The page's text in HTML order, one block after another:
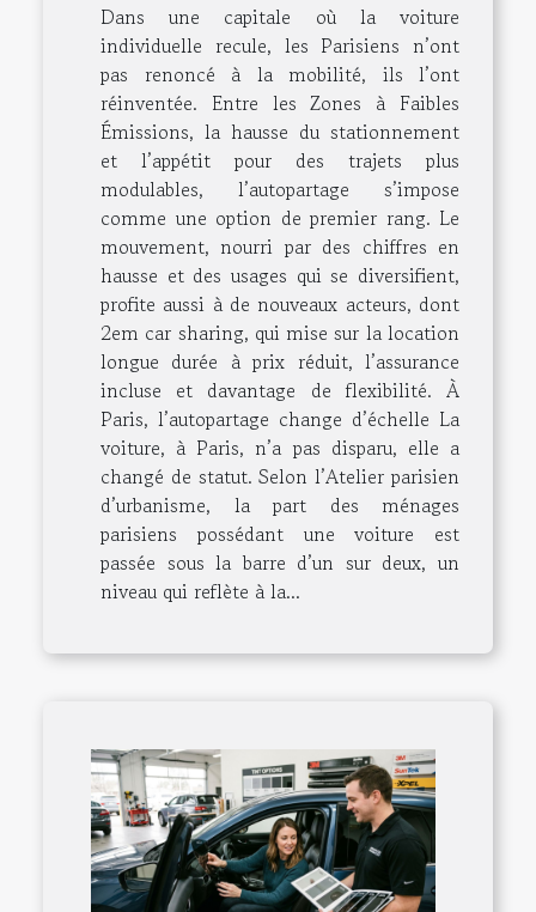
Dans une capitale où la voiture
individuelle recule, les Parisiens n’ont
pas renoncé à la mobilité, ils l’ont
réinventée. Entre les Zones à Faibles
Émissions, la hausse du stationnement
et l’appétit pour des trajets plus
modulables, l’autopartage s’impose
comme une option de premier rang. Le
mouvement, nourri par des chiffres en
hausse et des usages qui se diversifient,
profite aussi à de nouveaux acteurs, dont
2em car sharing, qui mise sur la location
longue durée à prix réduit, l’assurance
incluse et davantage de flexibilité. À
Paris, l’autopartage change d’échelle La
voiture, à Paris, n’a pas disparu, elle a
changé de statut. Selon l’Atelier parisien
d’urbanisme, la part des ménages
parisiens possédant une voiture est
passée sous la barre d’un sur deux, un
niveau qui reflète à la...